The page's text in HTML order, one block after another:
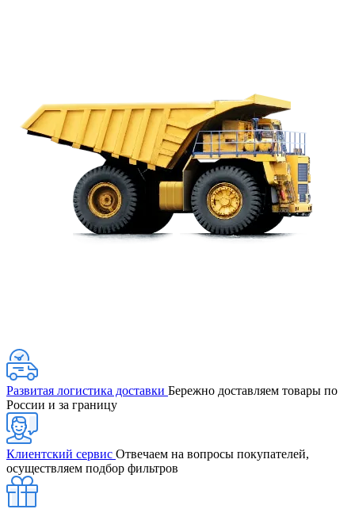
Развитая логистика доставки Бережно доставляем товары по
России и за границу
Клиентский сервис Отвечаем на вопросы покупателей,
осуществляем подбор фильтров